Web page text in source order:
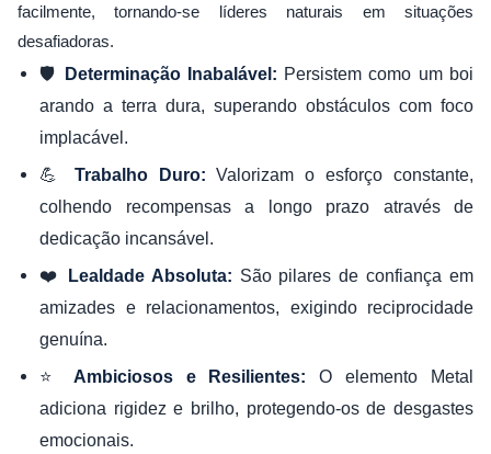
facilmente, tornando-se líderes naturais em situações
desafiadoras.
🛡️ Determinação Inabalável: Persistem como um boi
arando a terra dura, superando obstáculos com foco
implacável.
💪 Trabalho Duro: Valorizam o esforço constante,
colhendo recompensas a longo prazo através de
dedicação incansável.
❤️
Lealdade Absoluta: São pilares de confiança em
amizades e relacionamentos, exigindo reciprocidade
genuína.
⭐ Ambiciosos e Resilientes:
O elemento Metal
adiciona rigidez e brilho, protegendo-os de desgastes
emocionais.